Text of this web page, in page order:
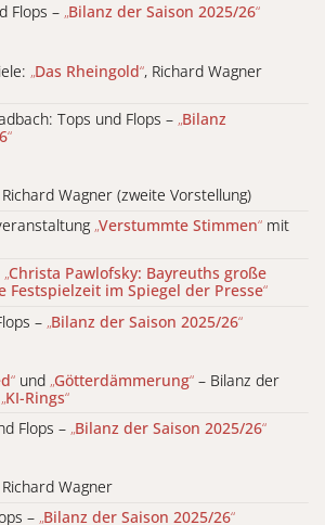
Flops – „Bilanz der Saison 2025/26“
„Das Rheingold“, Richard Wagner
Tops und Flops – „Bilanz
“
Richard Wagner (zweite Vorstellung)
„Verstummte Stimmen“ mit
„Christa Pawlofsky: Bayreuths große
Festspielzeit im Spiegel der Presse“
– „Bilanz der Saison 2025/26“
“ und „Götterdämmerung“ – Bilanz der
„KI-Rings“
Flops – „Bilanz der Saison 2025/26“
Richard Wagner
– „Bilanz der Saison 2025/26“